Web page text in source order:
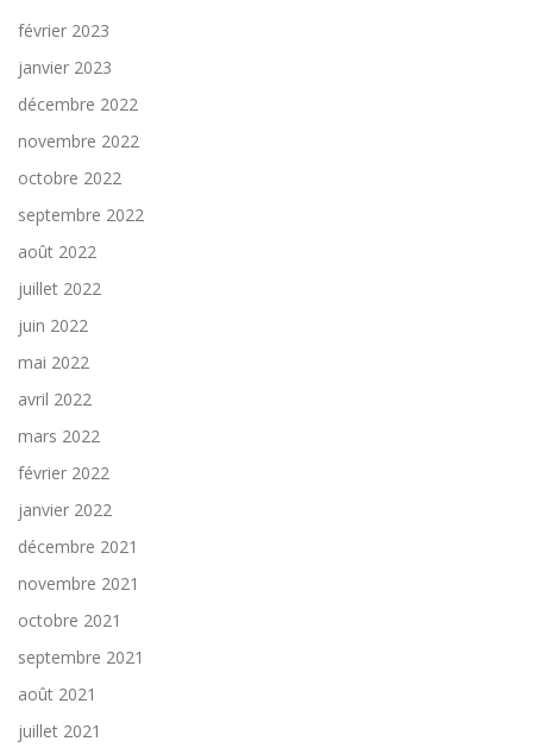
février 2023
janvier 2023
décembre 2022
novembre 2022
octobre 2022
septembre 2022
août 2022
juillet 2022
juin 2022
mai 2022
avril 2022
mars 2022
février 2022
janvier 2022
décembre 2021
novembre 2021
octobre 2021
septembre 2021
août 2021
juillet 2021